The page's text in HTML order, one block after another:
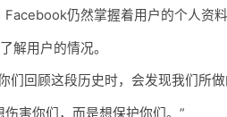
Facebook仍然掌握着用户的个人资
解用户的情况。
们回顾这段历史时，会发现我们所做
害你们，而是想保护你们。”